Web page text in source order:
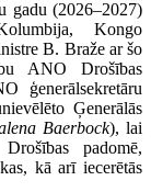
gadu (2026–2027)
Kongo
B. Braže ar šo
ANO Drošības
ģenerālsekretāru
Ģenerālās
Baerbock), lai
padomē,
kā arī iecerētās